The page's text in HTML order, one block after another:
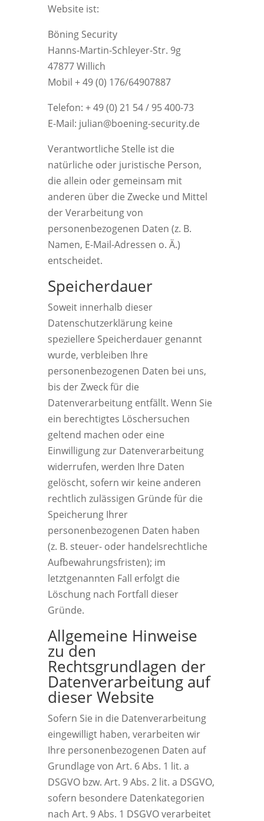
Website ist:
Böning Security
Hanns-Martin-Schleyer-Str. 9g
47877 Willich
Mobil + 49 (0) 176/64907887
Telefon: + 49 (0) 21 54 / 95 400-73
E-Mail: julian@boening-security.de
Verantwortliche Stelle ist die
natürliche oder juristische Person,
die allein oder gemeinsam mit
anderen über die Zwecke und Mittel
der Verarbeitung von
personenbezogenen Daten (z. B.
Namen, E-Mail-Adressen o. Ä.)
entscheidet.
Speicherdauer
Soweit innerhalb dieser
Datenschutzerklärung keine
speziellere Speicherdauer genannt
wurde, verbleiben Ihre
personenbezogenen Daten bei uns,
bis der Zweck für die
Datenverarbeitung entfällt. Wenn Sie
ein berechtigtes Löschersuchen
geltend machen oder eine
Einwilligung zur Datenverarbeitung
widerrufen, werden Ihre Daten
gelöscht, sofern wir keine anderen
rechtlich zulässigen Gründe für die
Speicherung Ihrer
personenbezogenen Daten haben
(z. B. steuer- oder handelsrechtliche
Aufbewahrungsfristen); im
letztgenannten Fall erfolgt die
Löschung nach Fortfall dieser
Gründe.
Allgemeine Hinweise
zu den
Rechtsgrundlagen der
Datenverarbeitung auf
dieser Website
Sofern Sie in die Datenverarbeitung
eingewilligt haben, verarbeiten wir
Ihre personenbezogenen Daten auf
Grundlage von Art. 6 Abs. 1 lit. a
DSGVO bzw. Art. 9 Abs. 2 lit. a DSGVO,
sofern besondere Datenkategorien
nach Art. 9 Abs. 1 DSGVO verarbeitet